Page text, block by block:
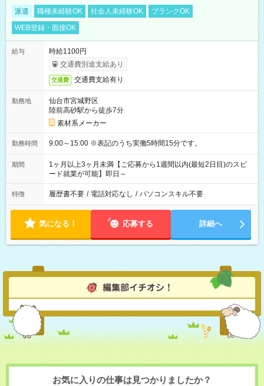
派遣 職種未経験OK 社会人未経験OK
ブランクOK
WEB登録・面接OK
給与
時給1100円
交通費別途支給あり
交通費 交通費支給有り
勤務地
仙台市宮城野区
陸前高砂駅から徒歩7分
素材系メーカー
勤務時間 9:00～15:00 ※表記のうち実働5時間15分です。
期間
1ヶ月以上3ヶ月未満【ご応募から1週間以内(最短2日目)のスピ
ード就業が可能】即日～
特徴 履歴書不要 / 電話対応なし / パソコンスキル不要
気になる！ 応募する 詳細へ
お気に入りの仕事は見つかりましたか？